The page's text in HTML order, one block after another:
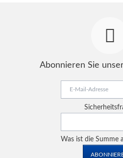
Abonnieren Sie
Pflichtfeld
Was ist die Summe